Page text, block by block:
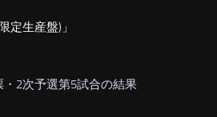
定生産盤)」
2次予選第5試合の結果